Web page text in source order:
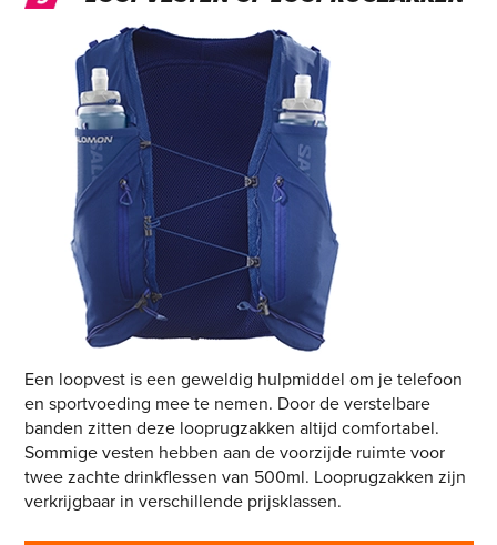
Een loopvest is een geweldig hulpmiddel om je telefoon
en sportvoeding mee te nemen. Door de verstelbare
banden zitten deze looprugzakken altijd comfortabel.
Sommige vesten hebben aan de voorzijde ruimte voor
twee zachte drinkflessen van 500ml. Looprugzakken zijn
verkrijgbaar in verschillende prijsklassen.